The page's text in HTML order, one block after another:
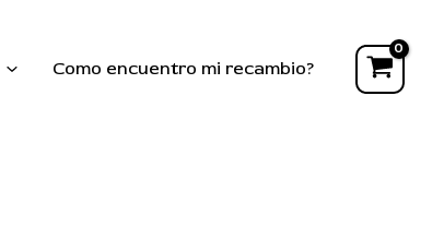
Como encuentro mi recambio?
cantidad